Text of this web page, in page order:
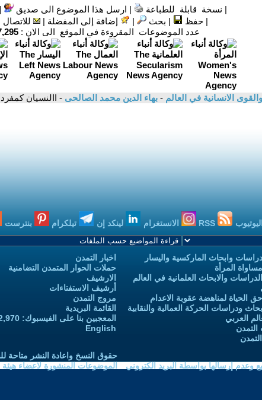
| نسخة قابلة للطباعة | ارسل هذا الموضوع الى صديق
|حفظ | بحث | إضافة إلى المفضلة |
للاتصال
عدد الموضوعات المقروءة في الموقع الى الان :
الانسانية في العالم - بهاء الدين محمد الصالحى - االنسيان كمفردة
اليوتيوب الانستغرام لينكد إن تيلكرام بنترست
وابحاث الماركسية واليسار
المرأة
والابحاث العلمانية في العالم
الحياة لمناهضة عقوبة الاعدام
ودراسات الحركة العمالية والنقابية
العربي
التمدن
اخبار التمدن
حملات الحوار المتمدن التضامنية
الارشيف
أرشيف الاستفتاءات
مروج التمدن
القائمة البريدية
المعجبين بنا على الفيسبوك: 3,732,970
English
إرسالها بواسطة البريد الكتروني
حقوق النسخ واعادة النشر متاحة
الموضوعات المنشورة لاعضاء هيئة